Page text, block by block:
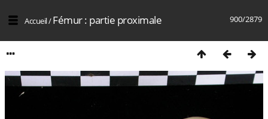
900/2879
Accueil/Fémur : partie proximale